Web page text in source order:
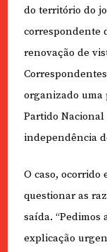
do território do
correspondente
renovação de
organizado uma
Partido
independência
O caso, ocorrido
questionar as
saída. “Pedimos
explicação